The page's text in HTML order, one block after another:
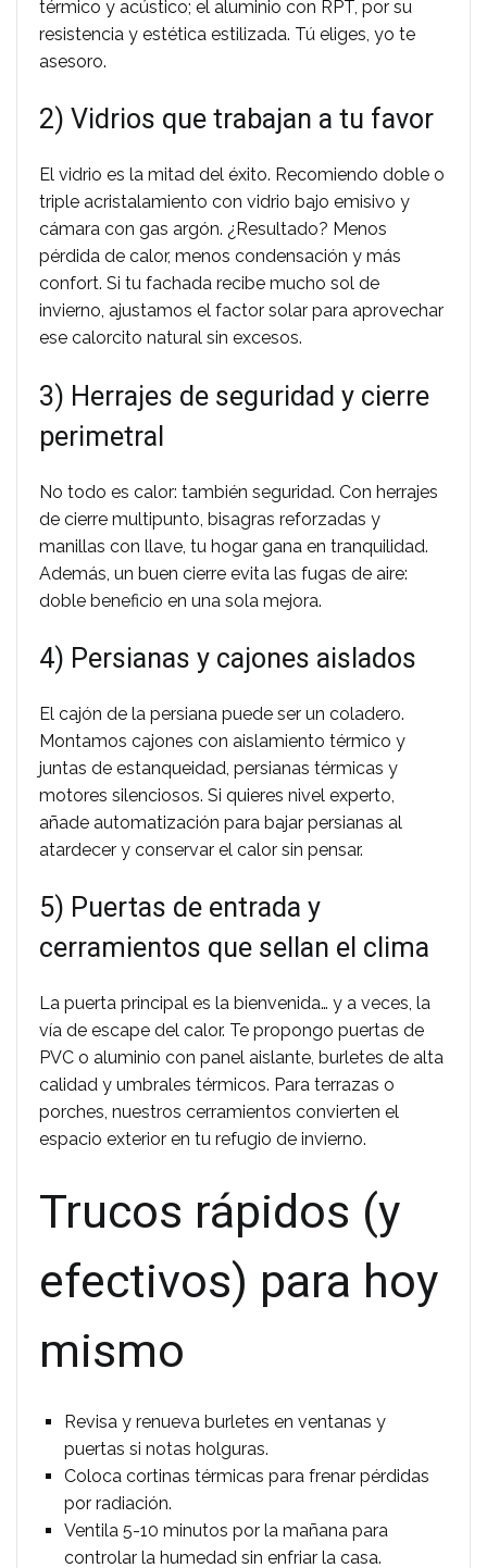
térmico y acústico; el aluminio con RPT, por su
resistencia y estética estilizada. Tú eliges, yo te
asesoro.
2) Vidrios que trabajan a tu favor
El vidrio es la mitad del éxito. Recomiendo doble o
triple acristalamiento con vidrio bajo emisivo y
cámara con gas argón. ¿Resultado? Menos
pérdida de calor, menos condensación y más
confort. Si tu fachada recibe mucho sol de
invierno, ajustamos el factor solar para aprovechar
ese calorcito natural sin excesos.
3) Herrajes de seguridad y cierre
perimetral
No todo es calor: también seguridad. Con herrajes
de cierre multipunto, bisagras reforzadas y
manillas con llave, tu hogar gana en tranquilidad.
Además, un buen cierre evita las fugas de aire:
doble beneficio en una sola mejora.
4) Persianas y cajones aislados
El cajón de la persiana puede ser un coladero.
Montamos cajones con aislamiento térmico y
juntas de estanqueidad, persianas térmicas y
motores silenciosos. Si quieres nivel experto,
añade automatización para bajar persianas al
atardecer y conservar el calor sin pensar.
5) Puertas de entrada y
cerramientos que sellan el clima
La puerta principal es la bienvenida… y a veces, la
vía de escape del calor. Te propongo puertas de
PVC o aluminio con panel aislante, burletes de alta
calidad y umbrales térmicos. Para terrazas o
porches, nuestros cerramientos convierten el
espacio exterior en tu refugio de invierno.
Trucos rápidos (y
efectivos) para hoy
mismo
Revisa y renueva burletes en ventanas y
puertas si notas holguras.
Coloca cortinas térmicas para frenar pérdidas
por radiación.
Ventila 5-10 minutos por la mañana para
controlar la humedad sin enfriar la casa.